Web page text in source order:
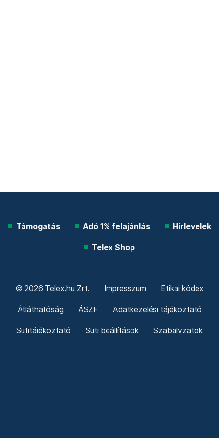
Támogatás Adó 1% felajánlás Hírlevelek
Telex Shop
© 2026 Telex.hu Zrt. Impresszum Etikai kódex
Átláthatóság ÁSZF Adatkezelési tájékoztató
Sütitájékoztató Süti beállítások Szabályzatok